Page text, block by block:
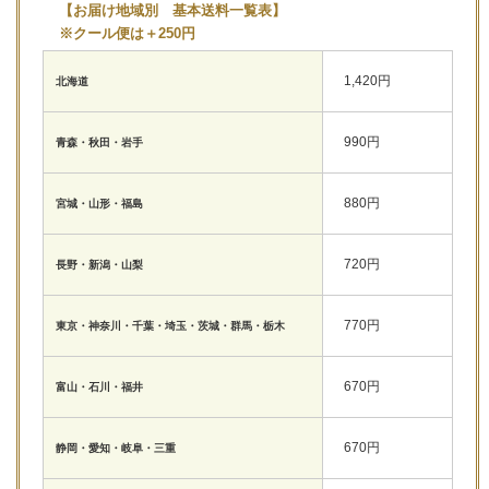
【お届け地域別 基本送料一覧表】
※クール便は＋250円
北海道 1,420円
青森・秋田・岩手 990円
宮城・山形・福島 880円
長野・新潟・山梨 720円
東京・神奈川・千葉・埼玉・茨城・群馬・栃木 770円
富山・石川・福井 670円
静岡・愛知・岐阜・三重 670円